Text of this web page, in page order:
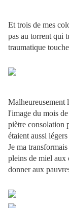
Et trois de mes
pas au torrent qui
traumatique
Malheureusement
l'image du mois
piètre consolation
étaient aussi
Je ma
pleins de miel aux
donner aux